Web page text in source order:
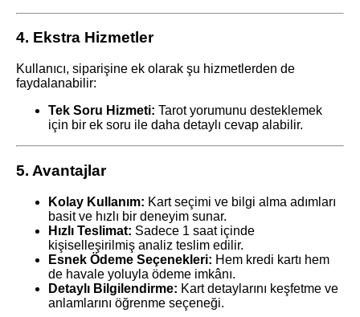
4. Ekstra Hizmetler
Kullanıcı, siparişine ek olarak şu hizmetlerden de
faydalanabilir:
Tek Soru Hizmeti: Tarot yorumunu desteklemek
için bir ek soru ile daha detaylı cevap alabilir.
5. Avantajlar
Kolay Kullanım: Kart seçimi ve bilgi alma adımları
basit ve hızlı bir deneyim sunar.
Hızlı Teslimat: Sadece 1 saat içinde
kişiselleşirilmiş analiz teslim edilir.
Esnek Ödeme Seçenekleri: Hem kredi kartı hem
de havale yoluyla ödeme imkânı.
Detaylı Bilgilendirme: Kart detaylarını keşfetme ve
anlamlarını öğrenme seçeneği.